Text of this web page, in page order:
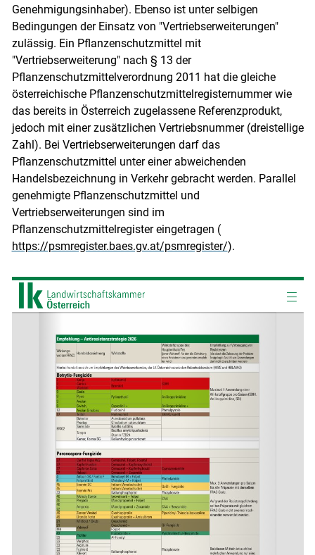
Skip to main content
Genehmigungsinhaber). Ebenso ist unter selbigen
Bedingungen der Einsatz von "Vertriebserweiterungen"
zulässig. Ein Pflanzenschutzmittel mit
"Vertriebserweiterung" nach § 13 der
Pflanzenschutzmittelverordnung 2011 hat die gleiche
österreichische Pflanzenschutzmittelregisternummer wie
das bereits in Österreich zugelassene Referenzprodukt,
jedoch mit einer zusätzlichen Vertriebsnummer (dreistellige
Zahl). Bei Vertriebserweiterungen darf das
Pflanzenschutzmittel unter einer abweichenden
Handelsbezeichnung in Verkehr gebracht werden. Parallel
genehmigte Pflanzenschutzmittel und
Vertriebserweiterungen sind im
Pflanzenschutzmittelregister eingetragen (
https://psmregister.baes.gv.at/psmregister/).